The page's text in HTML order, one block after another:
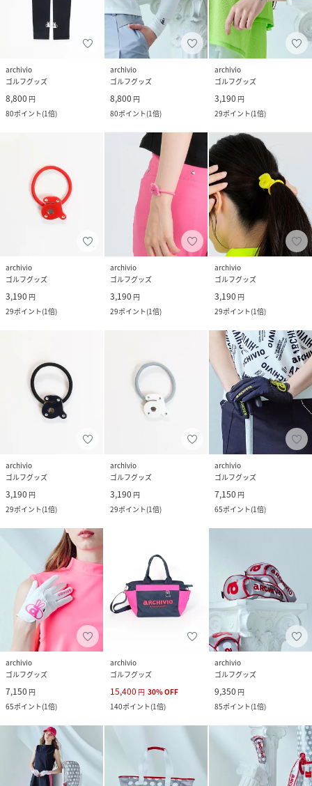
archivio
ゴルフグッズ
8,800 円
80ポイント(1倍)
archivio
ゴルフグッズ
8,800 円
80ポイント(1倍)
archivio
ゴルフグッズ
3,190 円
29ポイント(1倍)
archivio
ゴルフグッズ
3,190 円
29ポイント(1倍)
archivio
ゴルフグッズ
3,190 円
29ポイント(1倍)
archivio
ゴルフグッズ
3,190 円
29ポイント(1倍)
archivio
ゴルフグッズ
3,190 円
29ポイント(1倍)
archivio
ゴルフグッズ
3,190 円
29ポイント(1倍)
archivio
ゴルフグッズ
7,150 円
65ポイント(1倍)
archivio
ゴルフグッズ
7,150 円
65ポイント(1倍)
archivio
ゴルフグッズ
15,400 円 30%OFF
140ポイント(1倍)
archivio
ゴルフグッズ
9,350 円
85ポイント(1倍)